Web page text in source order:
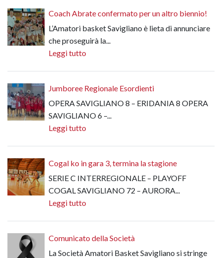
Coach Abrate confermato per un altro biennio!
L’Amatori basket Savigliano è lieta di annunciare
che proseguirà la...
Leggi tutto
Jumboree Regionale Esordienti
OPERA SAVIGLIANO 8 – ERIDANIA 8 OPERA
SAVIGLIANO 6 –...
Leggi tutto
Cogal ko in gara 3, termina la stagione
SERIE C INTERREGIONALE – PLAYOFF
COGAL SAVIGLIANO 72 – AURORA...
Leggi tutto
Comunicato della Società
La Società Amatori Basket Savigliano si stringe